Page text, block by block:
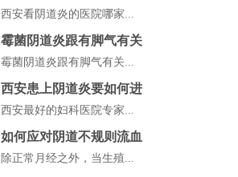
西安看阴道炎的医院哪家...
霉菌阴道炎跟有脚气有关
霉菌阴道炎跟有脚气有关...
西安患上阴道炎要如何进
西安最好的妇科医院专家...
如何应对阴道不规则流血
除正常月经之外，当生殖...